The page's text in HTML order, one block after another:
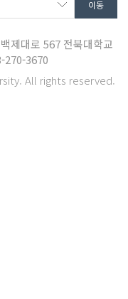
제대로 567 전북대학교
270-3670
All rights reserved.